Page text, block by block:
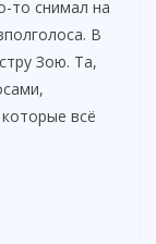
то снимал на
В
Зою. Та,
всё